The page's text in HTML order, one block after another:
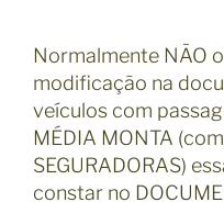
Normalmente NÃO
modificação na
veículos com
MÉDIA MONTA
SEGURADORAS)
constar no